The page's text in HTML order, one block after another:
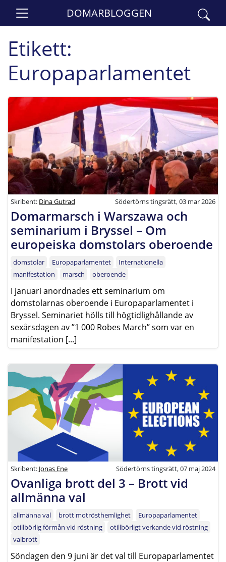
DOMARBLOGGEN
Etikett:
Europaparlamentet
Skribent: Dina Gutrad Södertörns tingsrätt, 03 mar 2026
Domarmarsch i Warszawa och
seminarium i Bryssel – Om
europeiska domstolars oberoende
domstolar Europaparlamentet
Internationella
manifestation
marsch oberoende
I januari anordnades ett seminarium om
domstolarnas oberoende i Europaparlamentet i
Bryssel. Seminariet hölls till högtidlighållande av
sexårsdagen av ”1 000 Robes March” som var en
manifestation [...]
Skribent: Jonas Ene Södertörns tingsrätt, 07 maj 2024
Ovanliga brott del 3 – Brott vid
allmänna val
allmänna val brott motrösthemlighet
Europaparlamentet
otillbörlig förmån vid röstning
otillbörligt verkande vid röstning
valbrott
Söndagen den 9 juni är det val till Europaparlamentet